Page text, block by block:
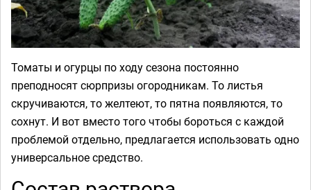
Томаты и огурцы по ходу сезона постоянно
преподносят сюрпризы огородникам. То листья
скручиваются, то желтеют, то пятна появляются, то
сохнут. И вот вместо того чтобы бороться с каждой
проблемой отдельно, предлагается использовать одно
универсальное средство.